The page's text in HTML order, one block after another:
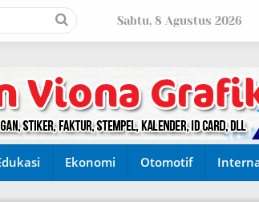
Sabtu, 8 Agustus 2026
Ekonomi Otomotif